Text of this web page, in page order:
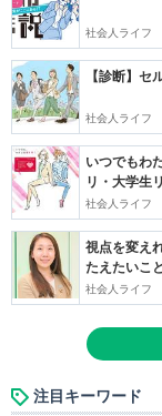
社会人ライフ
【診断】
社会人ライフ
いつでもわ
リ・大学生
社会人ライフ
視点を変え
たえたいこと
社会人ライフ
注目キーワード